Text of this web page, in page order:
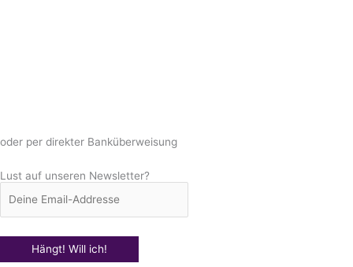
oder per direkter Banküberweisung
Lust auf unseren Newsletter?